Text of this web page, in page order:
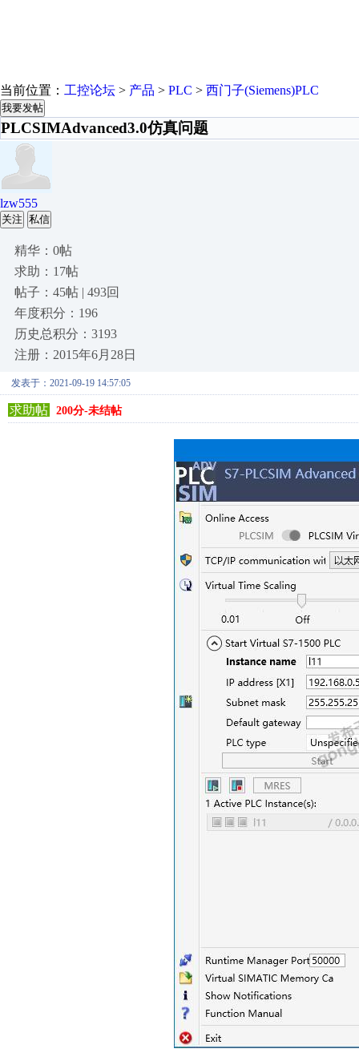
当前位置： 工控论坛 > 产品 > PLC > 西门子(Siemens)PLC
我要发帖
PLCSIMAdvanced3.0仿真问题
lzw555
关注 私信
精华：0帖
求助：17帖
帖子：45帖 | 493回
年度积分：196
历史总积分：3193
注册：2015年6月28日
发表于：2021-09-19 14:57:05
求助帖 200分-未结帖